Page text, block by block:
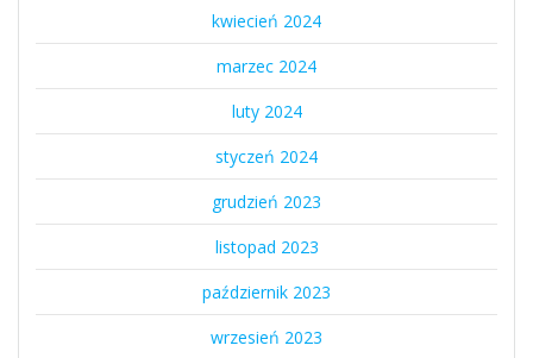
kwiecień 2024
marzec 2024
luty 2024
styczeń 2024
grudzień 2023
listopad 2023
październik 2023
wrzesień 2023